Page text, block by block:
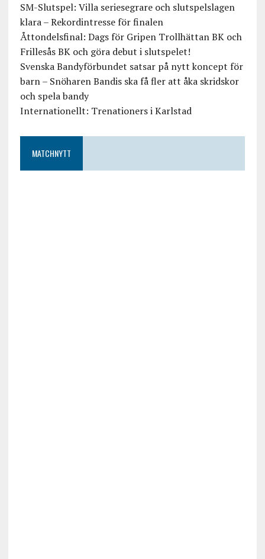
SM-Slutspel: Villa seriesegrare och slutspelslagen
klara – Rekordintresse för finalen
Åttondelsfinal: Dags för Gripen Trollhättan BK och
Frillesås BK och göra debut i slutspelet!
Svenska Bandyförbundet satsar på nytt koncept för
barn – Snöharen Bandis ska få fler att åka skridskor
och spela bandy
Internationellt: Trenationers i Karlstad
MATCHNYTT